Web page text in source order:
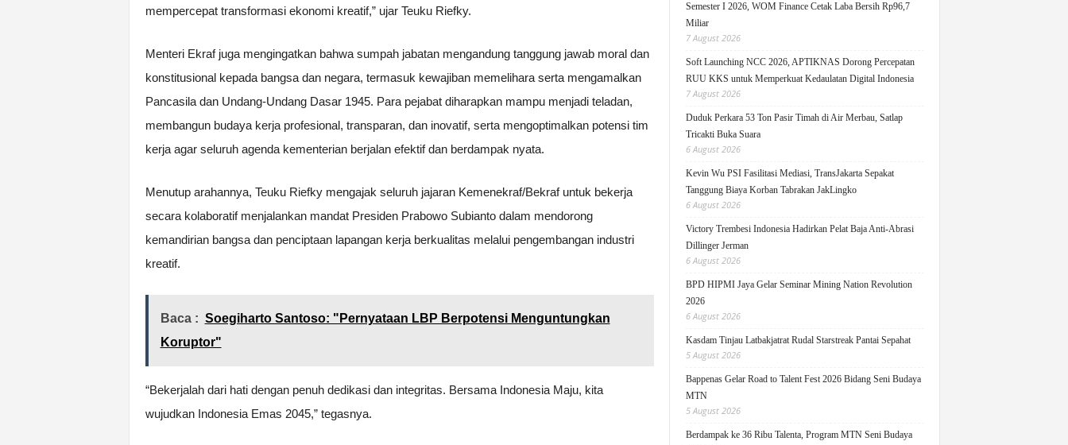
mempercepat transformasi ekonomi kreatif,” ujar Teuku Riefky.
Menteri Ekraf juga mengingatkan bahwa sumpah jabatan mengandung tanggung jawab moral dan
konstitusional kepada bangsa dan negara, termasuk kewajiban memelihara serta mengamalkan
Pancasila dan Undang-Undang Dasar 1945. Para pejabat diharapkan mampu menjadi teladan,
membangun budaya kerja profesional, transparan, dan inovatif, serta mengoptimalkan potensi tim
kerja agar seluruh agenda kementerian berjalan efektif dan berdampak nyata.
Menutup arahannya, Teuku Riefky mengajak seluruh jajaran Kemenekraf/Bekraf untuk bekerja
secara kolaboratif menjalankan mandat Presiden Prabowo Subianto dalam mendorong
kemandirian bangsa dan penciptaan lapangan kerja berkualitas melalui pengembangan industri
kreatif.
Baca : Soegiharto Santoso: "Pernyataan LBP Berpotensi Menguntungkan
Koruptor"
“Bekerjalah dari hati dengan penuh dedikasi dan integritas. Bersama Indonesia Maju, kita
wujudkan Indonesia Emas 2045,” tegasnya.
Semester I 2026, WOM Finance Cetak Laba Bersih Rp96,7
Miliar
7 August 2026
Soft Launching NCC 2026, APTIKNAS Dorong Percepatan
RUU KKS untuk Memperkuat Kedaulatan Digital Indonesia
7 August 2026
Duduk Perkara 53 Ton Pasir Timah di Air Merbau, Satlap
Tricakti Buka Suara
6 August 2026
Kevin Wu PSI Fasilitasi Mediasi, TransJakarta Sepakat
Tanggung Biaya Korban Tabrakan JakLingko
6 August 2026
Victory Trembesi Indonesia Hadirkan Pelat Baja Anti-Abrasi
Dillinger Jerman
6 August 2026
BPD HIPMI Jaya Gelar Seminar Mining Nation Revolution
2026
6 August 2026
Kasdam Tinjau Latbakjatrat Rudal Starstreak Pantai Sepahat
5 August 2026
Bappenas Gelar Road to Talent Fest 2026 Bidang Seni Budaya
MTN
5 August 2026
Berdampak ke 36 Ribu Talenta, Program MTN Seni Budaya